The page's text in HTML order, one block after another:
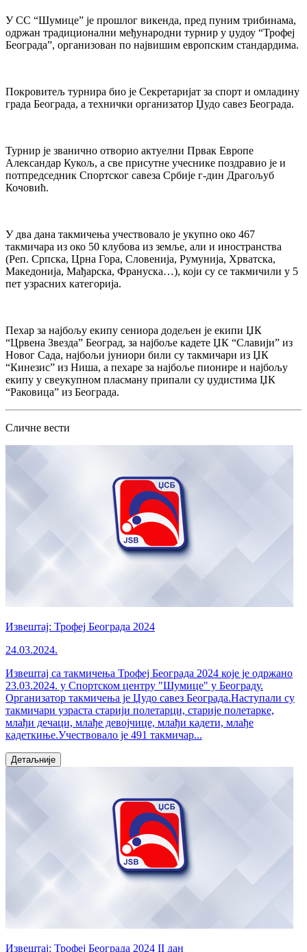
У СC “Шумице” је прошлог викенда, пред пуним трибинама,
одржан традиционални међународни турнир у џудоу “Трофеј
Београда”, организован по највишим европским стандардима.
Покровитељ турнира био је Секретаријат за спорт и омладину
града Београда, а технички организатор Џудо савез Београда.
Турнир је званично отворио актуелни Првак Европе
Александар Кукољ, а све присутне учеснике поздравио је и
потпредседник Спортског савеза Србије г-дин Драгољуб
Кочовић.
У два дана такмичења учествовало је укупно око 467
такмичара из око 50 клубова из земље, али и иностранства
(Реп. Српска, Црна Гора, Словенија, Румунија, Хрватска,
Македонија, Мађарска, Франуска…), који су се такмичили у 5
пет узрасних категорија.
Пехар за најбољу екипу сениора додељен је екипи ЏК
“Црвена Звезда” Београд, за најбоље кадете ЏК “Славији” из
Новог Сада, најбољи јуниори били су такмичари из ЏК
“Кинезис” из Ниша, а пехаре за најбоље пионире и најбољу
екипу у свеукупном пласману припали су џудистима ЏК
“Раковица” из Београда.
Сличне вести
Извештај: Трофеј Београда 2024
24.03.2024.
Извештај са такмичења Трофеј Београда 2024 које је одржано
23.03.2024. у Спортском центру "Шумице" у Београду.
Организатор такмичења је Џудо савез Београда.Наступали су
такмичари узраста старији полетарци, старије полетарке,
млађи дечаци, млађе девојчице, млађи кадети, млађе
кадеткиње.Учествовало је 491 такмичар...
Детаљније
Извештај: Трофеј Београда 2024 II дан